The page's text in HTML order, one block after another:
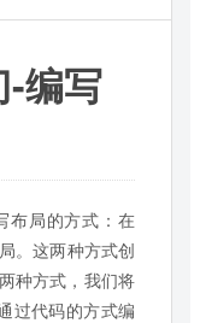
-编写
布局的方式：在
。这两种方式创
种方式，我们将
过代码的方式编